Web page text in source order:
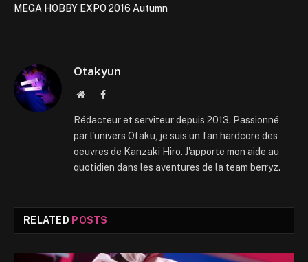
MEGA HOBBY EXPO 2016 Autumn
Otakyun
WebsiteFacebook
Rédacteur et serviteur depuis 2013. Passionné
par l'univers Otaku, je suis un fan hardcore des
oeuvres de Kanzaki Hiro. J'apporte mon aide au
quotidien dans les aventures de la team berryz.
RELATED POSTS